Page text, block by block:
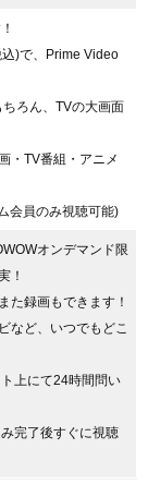
)で、Prime Video
ろん、TVの大画面
・TV番組・アニメ
会員のみ視聴可能)
オンデマンド限
！
た録画もできます！
など、いつでもどこ
上にて24時間問い
完了後すぐに視聴